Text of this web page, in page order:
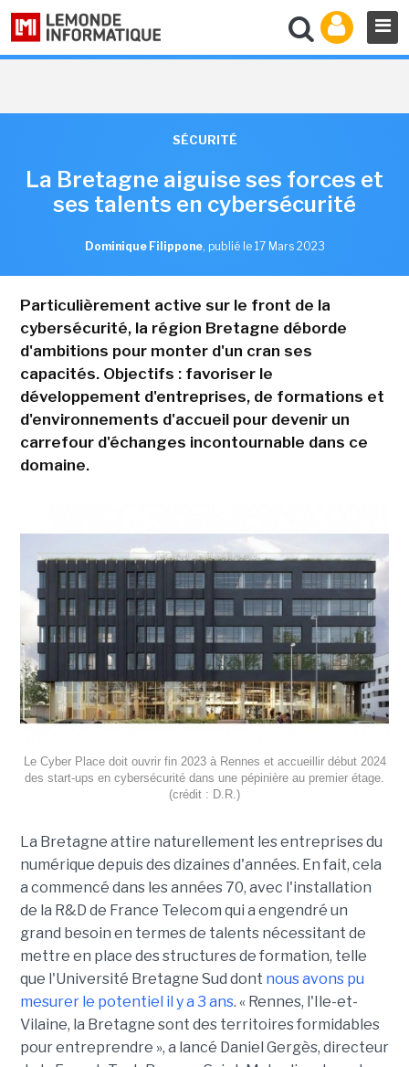
SÉCURITÉ
La Bretagne aiguise ses forces et
ses talents en cybersécurité
Dominique Filippone, publié le 17 Mars 2023
Particulièrement active sur le front de la
cybersécurité, la région Bretagne déborde
d'ambitions pour monter d'un cran ses
capacités. Objectifs : favoriser le
développement d'entreprises, de formations et
d'environnements d'accueil pour devenir un
carrefour d'échanges incontournable dans ce
domaine.
Le Cyber Place doit ouvrir fin 2023 à Rennes et accueillir début 2024
des start-ups en cybersécurité dans une pépinière au premier étage.
(crédit : D.R.)
La Bretagne attire naturellement les entreprises du
numérique depuis des dizaines d'années. En fait, cela
a commencé dans les années 70, avec l'installation
de la R&D de France Telecom qui a engendré un
grand besoin en termes de talents nécessitant de
mettre en place des structures de formation, telle
que l'Université Bretagne Sud dont nous avons pu
mesurer le potentiel il y a 3 ans. « Rennes, l'Ile-et-
Vilaine, la Bretagne sont des territoires formidables
pour entreprendre », a lancé Daniel Gergès, directeur